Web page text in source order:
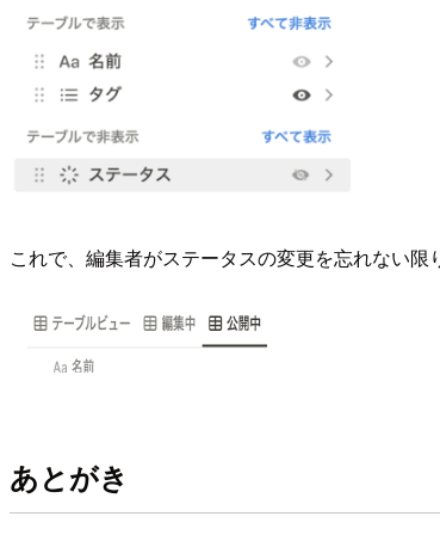
これで、編集者がステータスの変更を忘れない
あとがき